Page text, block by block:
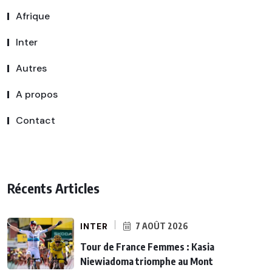
Afrique
Inter
Autres
A propos
Contact
Récents Articles
INTER 7 AOÛT 2026
Tour de France Femmes : Kasia
Niewiadoma triomphe au Mont